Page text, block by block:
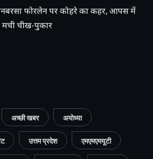
फोरलेन पर कोहरे का कहर, आपस में
मची चीख-पुकार
अच्छी खबर अयोध्या
उत्तम प्रदेश एमएमएमयूटी